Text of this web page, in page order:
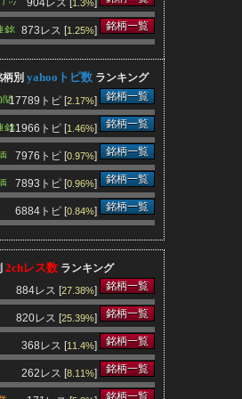
1.3%
銘 873レス [1.25%] 銘柄一覧
別 yahooトピ数 ランキング
関17789トピ [2.17%] 銘柄一覧
銘11966トピ [1.46%] 銘柄一覧
7976トピ [0.97%] 銘柄一覧
7893トピ [0.96%] 銘柄一覧
6884トピ [0.84%] 銘柄一覧
2chレス数 ランキング
884レス [27.38%] 銘柄一覧
820レス [25.39%] 銘柄一覧
368レス [11.4%] 銘柄一覧
262レス [8.11%] 銘柄一覧